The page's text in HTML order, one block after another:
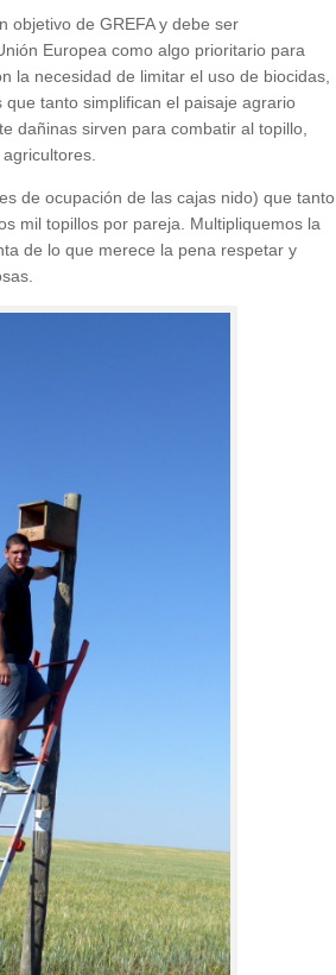
objetivo de GREFA y debe ser
Europea como algo prioritario para
la necesidad de limitar el uso de biocidas,
tanto simplifican el paisaje agrario
dañinas sirven para combatir al topillo,
de ocupación de las cajas nido) que tanto
mil topillos por pareja. Multipliquemos la
de lo que merece la pena respetar y